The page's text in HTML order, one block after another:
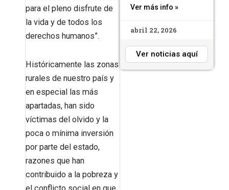
Ver más info »
abril 22, 2026
Ver noticias aquí
para el pleno disfrute de
la vida y de todos los
derechos humanos”.
Históricamente las zonas
rurales de nuestro país y
en especial las más
apartadas, han sido
víctimas del olvido y la
poca o mínima inversión
por parte del estado,
razones que han
contribuido a la pobreza y
el conflicto social en que